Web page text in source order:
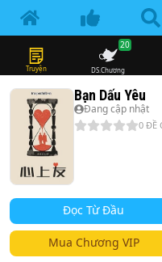
Truyện DS.Chương
20
Bạn Dấu Yêu
Đang cập nhật
0 ĐỀ
Đọc Từ Đầu
Mua Chương VIP